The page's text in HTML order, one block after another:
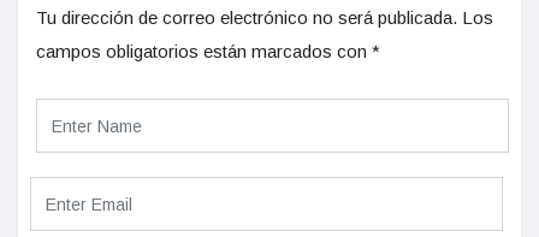
Tu dirección de correo electrónico no será publicada. Los
campos obligatorios están marcados con *